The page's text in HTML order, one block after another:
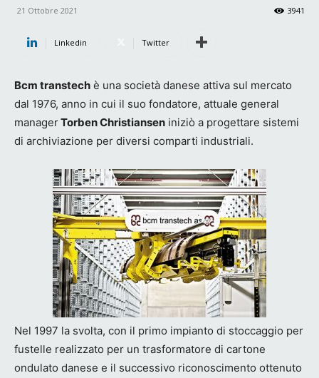
21 Ottobre 2021 3941
Linkedin Twitter
Bcm transtech è una società danese attiva sul mercato
dal 1976, anno in cui il suo fondatore, attuale general
managerTorben Christiansen iniziò a progettare sistemi
di archiviazione per diversi comparti industriali.
Nel 1997 la svolta, con il primo impianto di stoccaggio per
fustelle realizzato per un trasformatore di cartone
ondulato danese e il successivo riconoscimento ottenuto